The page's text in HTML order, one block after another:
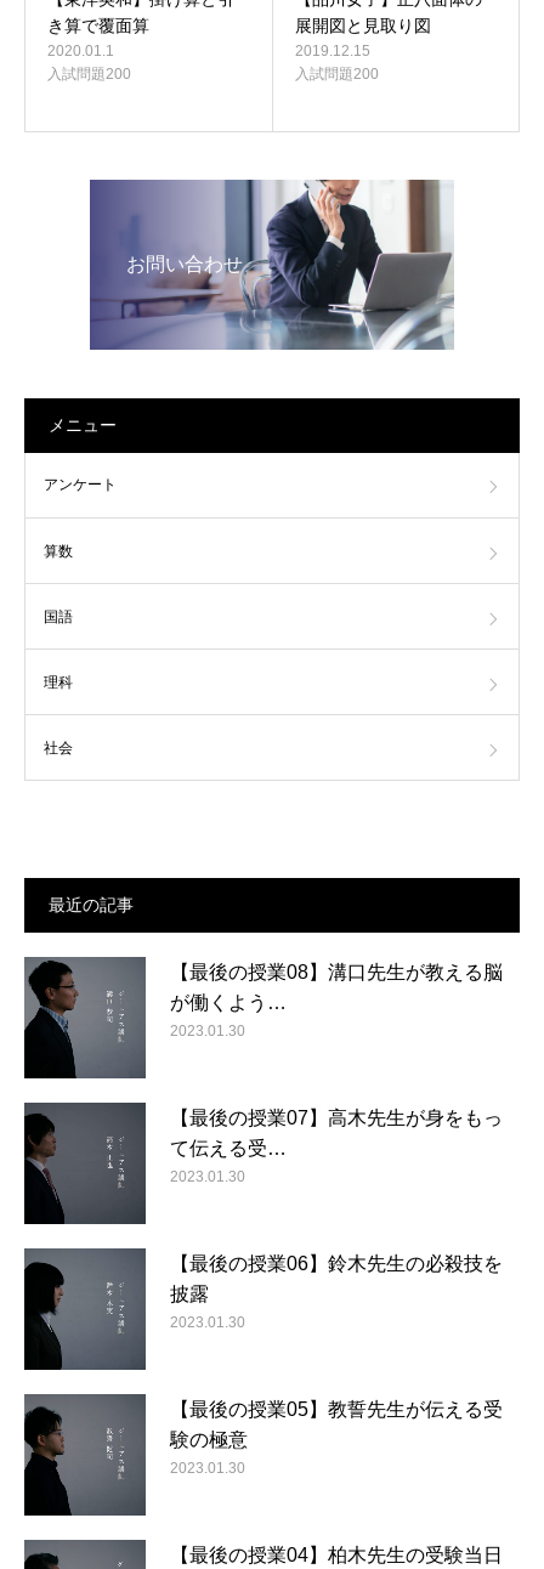
き算で覆面算
2020.01.1
入試問題200
展開図と見取り図
2019.12.15
入試問題200
お問い合わせ
メニュー
アンケート
算数
国語
理科
社会
最近の記事
【最後の授業08】溝口先生が教える脳
が働くよう…
2023.01.30
【最後の授業07】高木先生が身をもっ
て伝える受…
2023.01.30
【最後の授業06】鈴木先生の必殺技を
披露
2023.01.30
【最後の授業05】教誓先生が伝える受
験の極意
2023.01.30
【最後の授業04】柏木先生の受験当日